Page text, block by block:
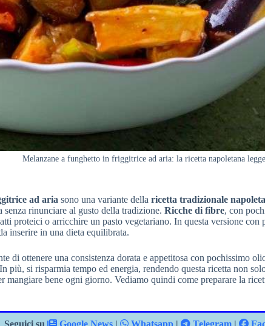
Melanzane a funghetto in friggitrice ad aria: la ricetta napoletana
ad aria sono una variante della ricetta tradizionale
senza rinunciare al gusto della tradizione. Ricche di fibre, con
proteici o arricchire un pasto vegetariano. In questa versione
inserire in una dieta equilibrata.
di ottenere una consistenza dorata e appetitosa con pochissimo
più, si risparmia tempo ed energia, rendendo questa ricetta non
mangiare bene ogni giorno. Vediamo quindi come preparare la
Seguici su Google News| Whatsapp| Telegram|